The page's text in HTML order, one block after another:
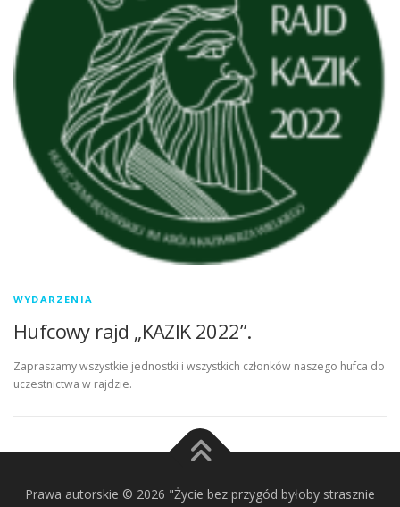
WYDARZENIA
Hufcowy rajd „KAZIK 2022”.
Zapraszamy wszystkie jednostki i wszystkich członków naszego hufca do
uczestnictwa w rajdzie.
Prawa autorskie © 2026 "Życie bez przygód byłoby strasznie